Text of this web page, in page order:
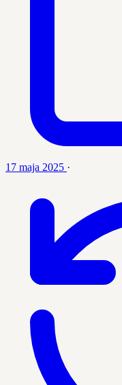
17 maja 2025 ·